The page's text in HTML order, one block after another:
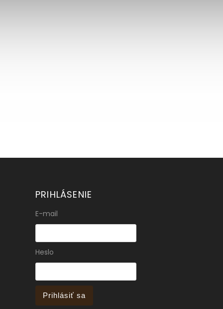
PRIHLÁSENIE
E-mail
Heslo
Prihlásiť sa